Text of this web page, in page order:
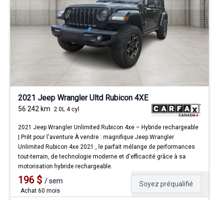
2021 Jeep Wrangler Ultd Rubicon 4XE
56 242 km 2.0L 4 cyl
2021 Jeep Wrangler Unlimited Rubicon 4xe – Hybride rechargeable
| Prêt pour l'aventure À vendre : magnifique Jeep Wrangler
Unlimited Rubicon 4xe 2021 , le parfait mélange de performances
tout-terrain, de technologie moderne et d'efficacité grâce à sa
motorisation hybride rechargeable.
196 $ /sem
Achat 60 mois
Soyez préqualifié